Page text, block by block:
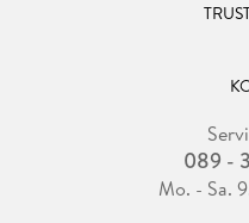
089 -
Mo. - Sa.